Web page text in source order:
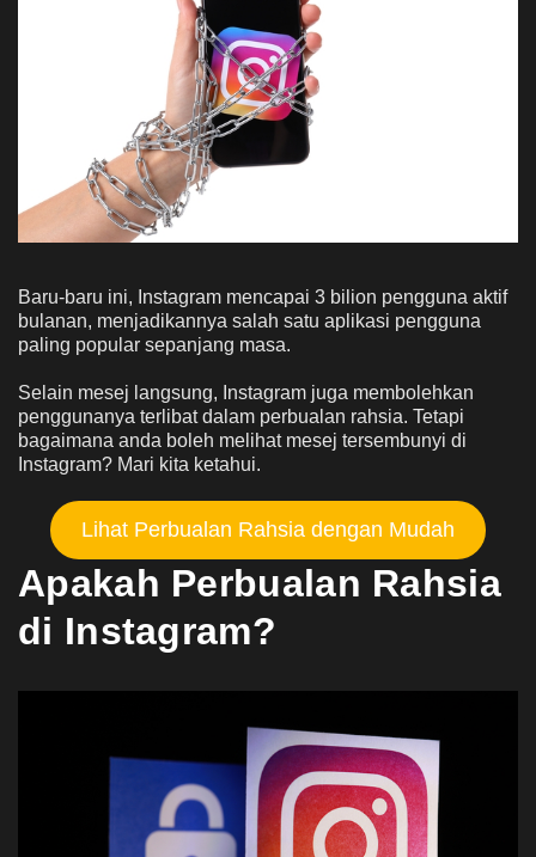
Baru-baru ini, Instagram mencapai 3 bilion pengguna aktif
bulanan, menjadikannya salah satu aplikasi pengguna
paling popular sepanjang masa.
Selain mesej langsung, Instagram juga membolehkan
penggunanya terlibat dalam perbualan rahsia. Tetapi
bagaimana anda boleh melihat mesej tersembunyi di
Instagram? Mari kita ketahui.
Lihat Perbualan Rahsia dengan Mudah
Apakah Perbualan Rahsia
di Instagram?